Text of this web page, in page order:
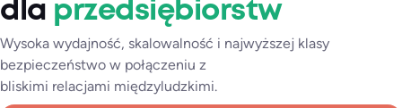
dla przedsiębiorstw
Wysoka wydajność, skalowalność i najwyższej klasy
bezpieczeństwo w połączeniu z
bliskimi relacjami międzyludzkimi.